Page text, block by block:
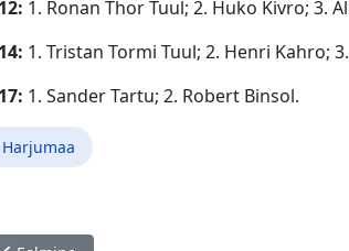
1. Ronan Thor Tuul; 2. Huko Kivro; 3.
1. Tristan Tormi Tuul; 2. Henri Kahro;
1. Sander Tartu; 2. Robert Binsol.
Harjumaa